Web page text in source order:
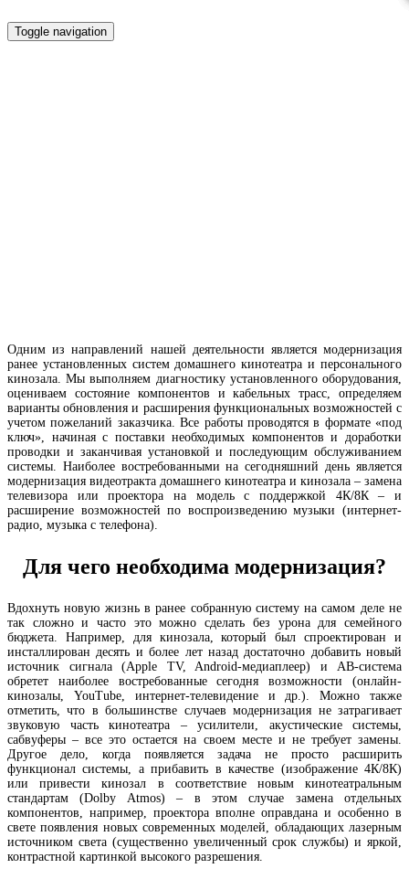
Toggle navigation
Одним из направлений нашей деятельности является модернизация
ранее установленных систем домашнего кинотеатра и персонального
кинозала. Мы выполняем диагностику установленного оборудования,
оцениваем состояние компонентов и кабельных трасс, определяем
варианты обновления и расширения функциональных возможностей с
учетом пожеланий заказчика. Все работы проводятся в формате «под
ключ», начиная с поставки необходимых компонентов и доработки
проводки и заканчивая установкой и последующим обслуживанием
системы. Наиболее востребованными на сегодняшний день является
модернизация видеотракта домашнего кинотеатра и кинозала – замена
телевизора или проектора на модель с поддержкой 4К/8К – и
расширение возможностей по воспроизведению музыки (интернет-
радио, музыка с телефона).
Для чего необходима модернизация?
Вдохнуть новую жизнь в ранее собранную систему на самом деле не
так сложно и часто это можно сделать без урона для семейного
бюджета. Например, для кинозала, который был спроектирован и
инсталлирован десять и более лет назад достаточно добавить новый
источник сигнала (Apple TV, Android-медиаплеер) и АВ-система
обретет наиболее востребованные сегодня возможности (онлайн-
кинозалы, YouTube, интернет-телевидение и др.). Можно также
отметить, что в большинстве случаев модернизация не затрагивает
звуковую часть кинотеатра – усилители, акустические системы,
сабвуферы – все это остается на своем месте и не требует замены.
Другое дело, когда появляется задача не просто расширить
функционал системы, а прибавить в качестве (изображение 4К/8К)
или привести кинозал в соответствие новым кинотеатральным
стандартам (Dolby Atmos) – в этом случае замена отдельных
компонентов, например, проектора вполне оправдана и особенно в
свете появления новых современных моделей, обладающих лазерным
источником света (существенно увеличенный срок службы) и яркой,
контрастной картинкой высокого разрешения.